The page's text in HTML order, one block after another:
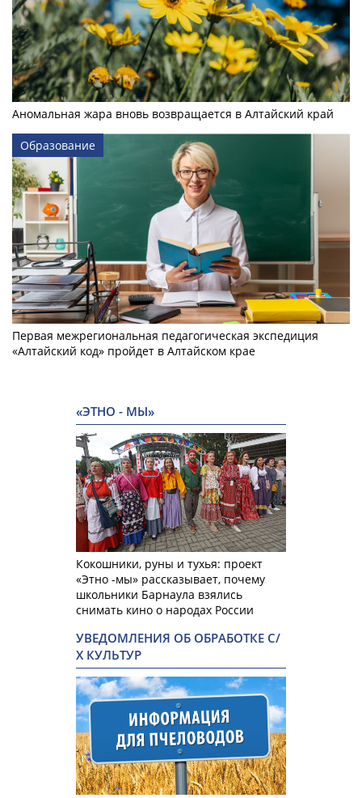
Аномальная жара вновь возвращается в Алтайский край
Образование
Первая межрегиональная педагогическая экспедиция
«Алтайский код» пройдет в Алтайском крае
«ЭТНО - МЫ»
Кокошники, руны и тухья: проект
«Этно -мы» рассказывает, почему
школьники Барнаула взялись
снимать кино о народах России
УВЕДОМЛЕНИЯ ОБ ОБРАБОТКЕ С/
Х КУЛЬТУР